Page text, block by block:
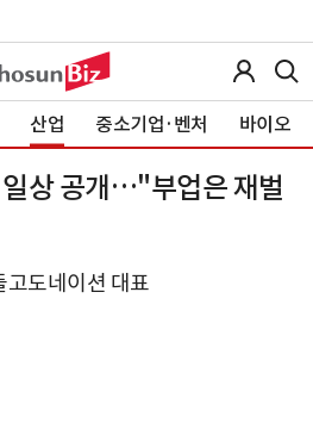
산업 중소기업·벤처 바이오
상 공개…"부업은 재벌
고도네이션 대표